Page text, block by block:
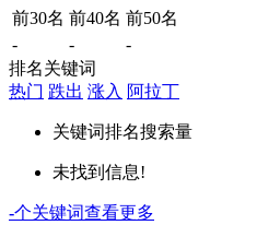
前30名 前40名 前50名
-
-
-
排名关键词
热门 跌出 涨入 阿拉丁
关键词排名搜索量
未找到信息!
-个关键词查看更多